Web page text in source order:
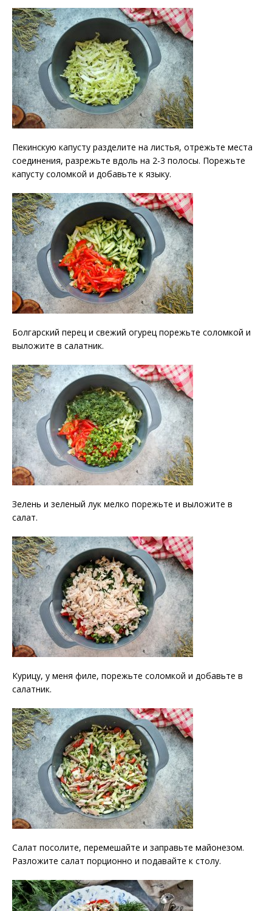
Пекинскую капусту разделите на листья, отрежьте места
соединения, разрежьте вдоль на 2-3 полосы. Порежьте
капусту соломкой и добавьте к языку.
Болгарский перец и свежий огурец порежьте соломкой и
выложите в салатник.
Зелень и зеленый лук мелко порежьте и выложите в
салат.
Курицу, у меня филе, порежьте соломкой и добавьте в
салатник.
Салат посолите, перемешайте и заправьте майонезом.
Разложите салат порционно и подавайте к столу.